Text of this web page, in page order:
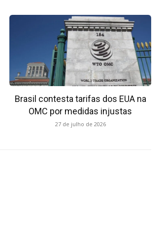
Brasil contesta tarifas dos EUA na
OMC por medidas injustas
27 de julho de 2026